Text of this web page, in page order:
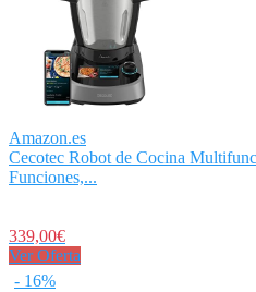
Amazon.es
Cecotec Robot de Cocina
Funciones,...
339,00€
Ver Oferta
- 16%